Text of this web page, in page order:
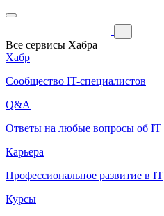
Все сервисы Хабра
Хабр
Сообщество IT-специалистов
Q&A
Ответы на любые вопросы об IT
Карьера
Профессиональное развитие в IT
Курсы